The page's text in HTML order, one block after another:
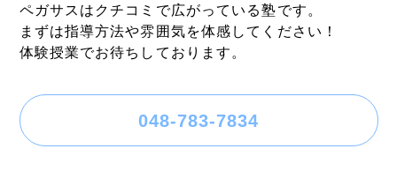
ペガサスはクチコミで広がっている塾です。
まずは指導方法や雰囲気を体感してください！
体験授業でお待ちしております。
048-783-7834